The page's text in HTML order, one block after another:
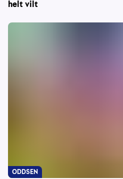
helt vilt
ODDSEN